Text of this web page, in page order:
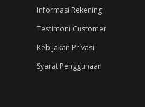
Informasi Rekening
Testimoni Customer
Kebijakan Privasi
Syarat Penggunaan